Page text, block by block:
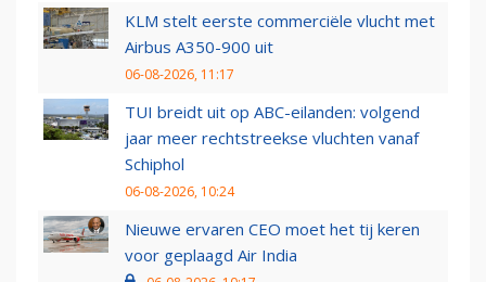
KLM stelt eerste commerciële vlucht met
Airbus A350-900 uit
06-08-2026, 11:17
TUI breidt uit op ABC-eilanden: volgend
jaar meer rechtstreekse vluchten vanaf
Schiphol
06-08-2026, 10:24
Nieuwe ervaren CEO moet het tij keren
voor geplaagd Air India